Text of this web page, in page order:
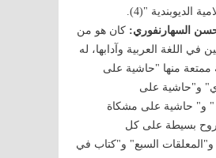
الديوبندية "(4).
السهارنفوري: كان هو من
في اللغة العربية وآدابها، له
ممتعة منها "حاشية على
و"حاشية على
" و" حاشية على مشكاة
بسيطة على كل
السبع" و"كتاب في